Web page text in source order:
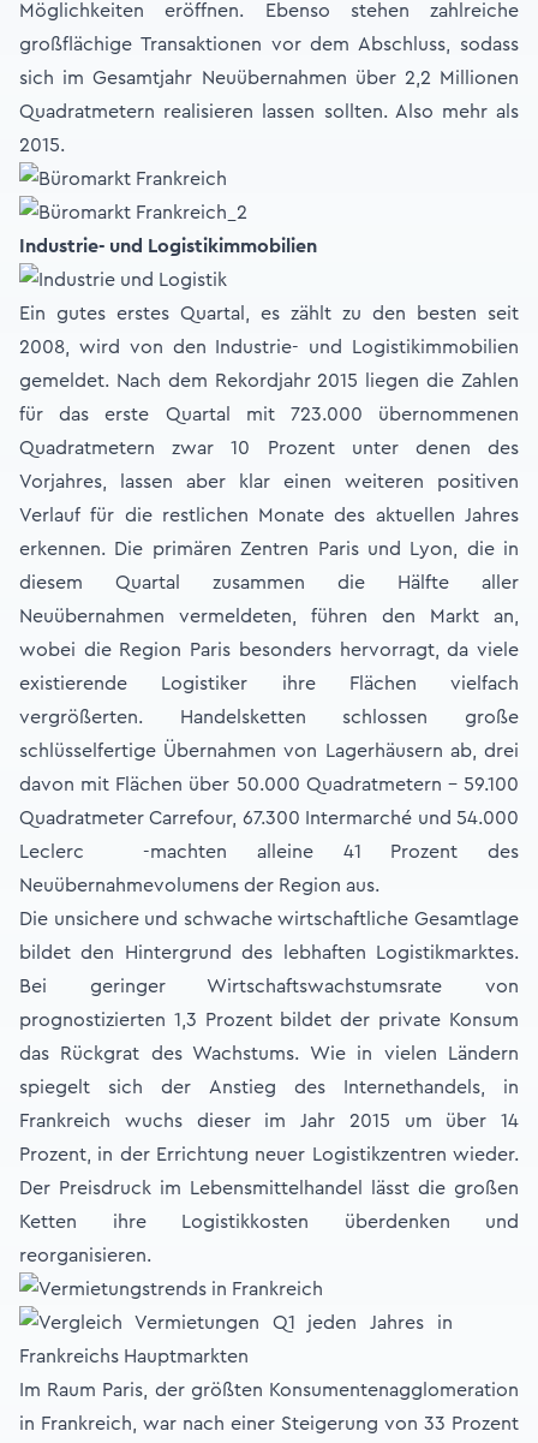
Möglichkeiten eröffnen. Ebenso stehen zahlreiche
großflächige Transaktionen vor dem Abschluss, sodass
sich im Gesamtjahr Neuübernahmen über 2,2 Millionen
Quadratmetern realisieren lassen sollten. Also mehr als
2015.
Industrie- und Logistikimmobilien
Ein gutes erstes Quartal, es zählt zu den besten seit
2008, wird von den Industrie- und Logistikimmobilien
gemeldet. Nach dem Rekordjahr 2015 liegen die Zahlen
für das erste Quartal mit 723.000 übernommenen
Quadratmetern zwar 10 Prozent unter denen des
Vorjahres, lassen aber klar einen weiteren positiven
Verlauf für die restlichen Monate des aktuellen Jahres
erkennen. Die primären Zentren Paris und Lyon, die in
diesem Quartal zusammen die Hälfte aller
Neuübernahmen vermeldeten, führen den Markt an,
wobei die Region Paris besonders hervorragt, da viele
existierende Logistiker ihre Flächen vielfach
vergrößerten. Handelsketten schlossen große
schlüsselfertige Übernahmen von Lagerhäusern ab, drei
davon mit Flächen über 50.000 Quadratmetern - 59.100
Quadratmeter Carrefour, 67.300 Intermarché und 54.000
Leclerc -machten alleine 41 Prozent des
Neuübernahmevolumens der Region aus.
Die unsichere und schwache wirtschaftliche Gesamtlage
bildet den Hintergrund des lebhaften Logistikmarktes.
Bei geringer Wirtschaftswachstumsrate von
prognostizierten 1,3 Prozent bildet der private Konsum
das Rückgrat des Wachstums. Wie in vielen Ländern
spiegelt sich der Anstieg des Internethandels, in
Frankreich wuchs dieser im Jahr 2015 um über 14
Prozent, in der Errichtung neuer Logistikzentren wieder.
Der Preisdruck im Lebensmittelhandel lässt die großen
Ketten ihre Logistikkosten überdenken und
reorganisieren.
Im Raum Paris, der größten Konsumentenagglomeration
in Frankreich, war nach einer Steigerung von 33 Prozent